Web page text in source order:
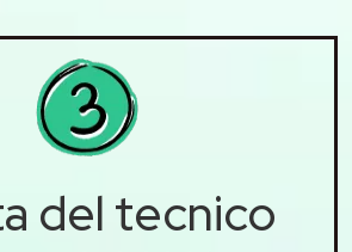
del tecnico